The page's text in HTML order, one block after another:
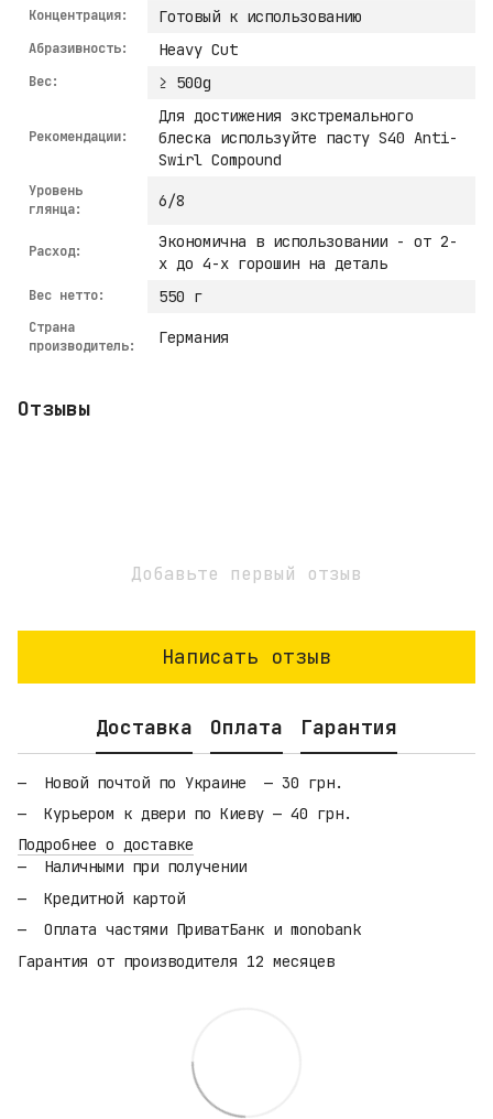
Концентрация: Готовый к использованию
Абразивность: Heavy Cut
Вес: ≥ 500g
Рекомендации:
Для достижения экстремального
блеска используйте пасту S40 Anti-
Swirl Compound
Уровень
глянца:
6/8
Расход:
Экономична в использовании - от 2-
х до 4-х горошин на деталь
Вес нетто: 550 г
Страна
производитель:
Германия
Отзывы
Добавьте первый отзыв
Написать отзыв
Доставка Оплата Гарантия
Новой почтой по Украине — 30 грн.
Курьером к двери по Киеву — 40 грн.
Подробнее о доставке
Наличными при получении
Кредитной картой
Оплата частями ПриватБанк и monobank
Гарантия от производителя 12 месяцев